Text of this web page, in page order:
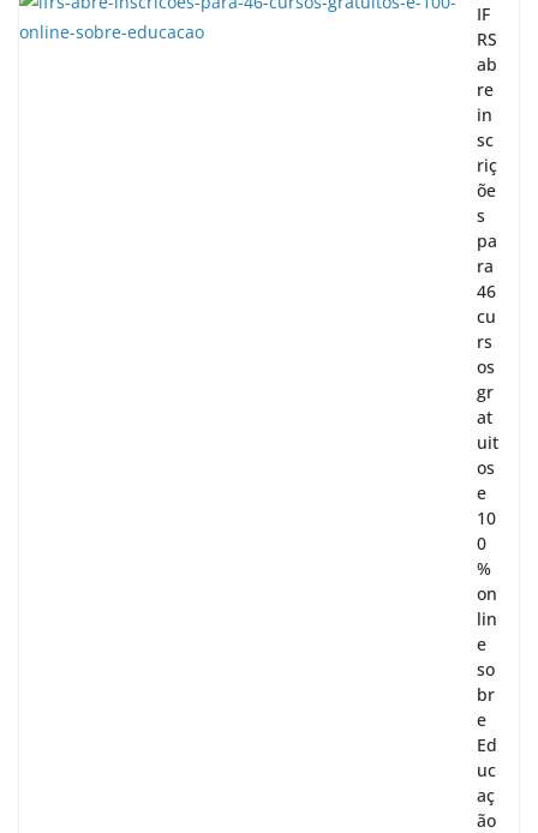
IF
RS
ab
re
in
sc
riç
õe
s
pa
ra
46
cu
rs
os
gr
at
uit
os
e
10
0
%
on
lin
e
so
br
e
Ed
uc
aç
ão